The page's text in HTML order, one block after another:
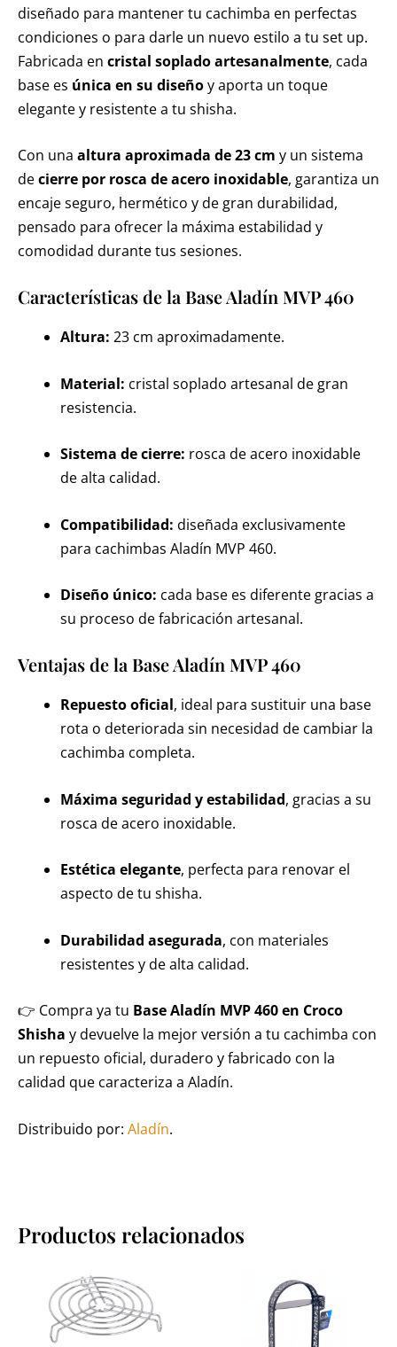
diseñado para mantener tu cachimba en perfectas
condiciones o para darle un nuevo estilo a tu set up.
Fabricada en cristal soplado artesanalmente, cada
base es única en su diseñoy aporta un toque
elegante y resistente a tu shisha.
Con una altura aproximada de 23 cm y un sistema
decierre por rosca de acero inoxidable, garantiza un
encaje seguro, hermético y de gran durabilidad,
pensado para ofrecer la máxima estabilidad y
comodidad durante tus sesiones.
Características de la Base Aladín MVP 460
Altura: 23 cm aproximadamente.
Material: cristal soplado artesanal de gran
resistencia.
Sistema de cierre: rosca de acero inoxidable
de alta calidad.
Compatibilidad: diseñada exclusivamente
para cachimbas Aladín MVP 460.
Diseño único: cada base es diferente gracias a
su proceso de fabricación artesanal.
Ventajas de la Base Aladín MVP 460
Repuesto oficial, ideal para sustituir una base
rota o deteriorada sin necesidad de cambiar la
cachimba completa.
Máxima seguridad y estabilidad, gracias a su
rosca de acero inoxidable.
Estética elegante, perfecta para renovar el
aspecto de tu shisha.
Durabilidad asegurada, con materiales
resistentes y de alta calidad.
👉 Compra ya tu Base Aladín MVP 460 en Croco
Shisha y devuelve la mejor versión a tu cachimba con
un repuesto oficial, duradero y fabricado con la
calidad que caracteriza a Aladín.
Distribuido por: Aladín.
Productos relacionados